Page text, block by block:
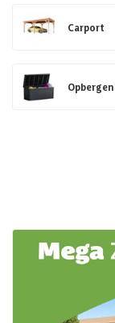
Carport
Opbergen